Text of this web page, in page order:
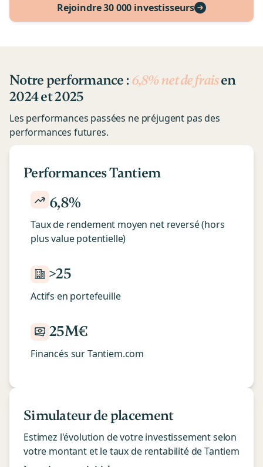
Rejoindre 30 000 investisseurs
Notre performance :6,8% net de fraisen
2024 et 2025
Les performances passées ne préjugent pas des
performances futures.
Performances Tantiem
6,8%
Taux de rendement moyen net reversé (hors
plus value potentielle)
>25
Actifs en portefeuille
25M€
Financés sur Tantiem.com
Simulateur de placement
Estimez l'évolution de votre investissement selon
votre montant et le taux de rentabilité de Tantiem